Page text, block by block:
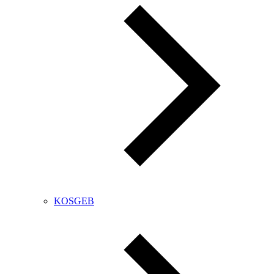
KOSGEB